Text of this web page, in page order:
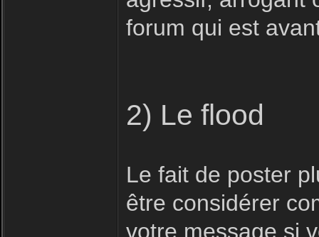
forum qui est
2) Le flood
Le fait de poster
être considérer
votre message si